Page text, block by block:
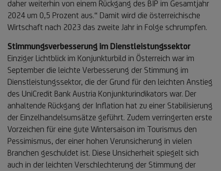
daher weiterhin von einem Rückgang des BIP im Gesamtjahr
2024 um 0,5 Prozent aus.“ Damit wird die österreichische
Wirtschaft nach 2023 das zweite Jahr in Folge schrumpfen.
Stimmungsverbesserung im Dienstleistungssektor
Einziger Lichtblick im Konjunkturbild in Österreich war im
September die leichte Verbesserung der Stimmung im
Dienstleistungssektor, die der Grund für den leichten Anstieg
des UniCredit Bank Austria Konjunkturindikators war. Der
anhaltende Rückgang der Inflation hat zu einer Stabilisierung
der Einzelhandelsumsätze geführt. Zudem verringerten erste
Vorzeichen für eine gute Wintersaison im Tourismus den
Pessimismus, der einer hohen Verunsicherung in vielen
Branchen geschuldet ist. Diese Unsicherheit spiegelt sich
auch in der leichten Verschlechterung der Stimmung der